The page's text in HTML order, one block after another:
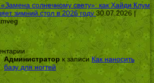
«Замена солнечному свету»: как Хайди Клум
зимний стол в 2026 году 30.07.2026 |
Администратор к записиКак наносить
базу для ногтей